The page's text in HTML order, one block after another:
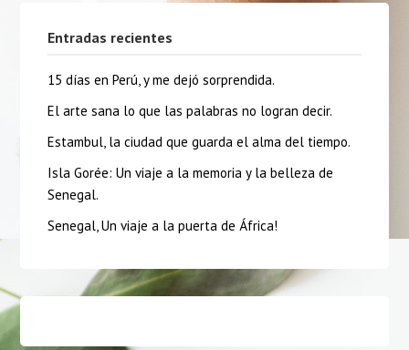
Entradas recientes
15 días en Perú, y me dejó sorprendida.
El arte sana lo que las palabras no logran decir.
Estambul, la ciudad que guarda el alma del tiempo.
Isla Gorée: Un viaje a la memoria y la belleza de
Senegal.
Senegal, Un viaje a la puerta de África!